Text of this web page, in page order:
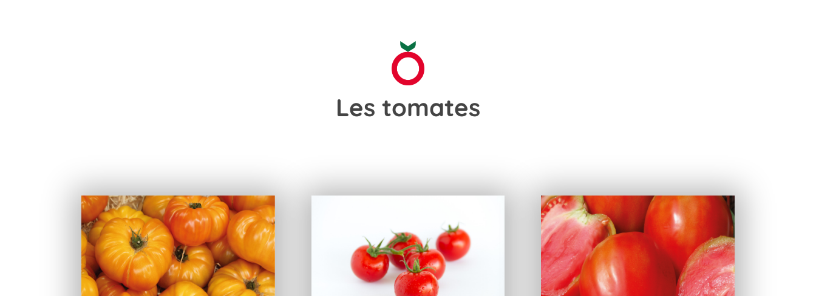
Les tomates